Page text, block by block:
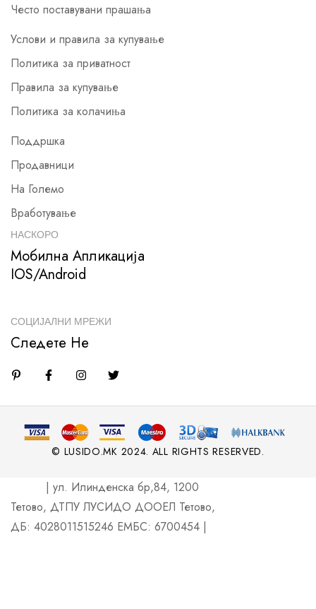
Често поставувани прашања
Услови и правила за купување
Политика за приватност
Правила за купување
Политика за колачиња
Поддршка
Продавници
На Големо
Вработување
НАСКОРО
Мобилна Апликација
IOS/Android
СОЦИЈАЛНИ МРЕЖИ
Следете Не
© LUSIDO.MK 2024. ALL RIGHTS RESERVED.
| ул. Илинденска бр,84, 1200
Тетово, ДТПУ ЛУСИДО ДООЕЛ Тетово,
ДБ: 4028011515246 ЕМБС: 6700454 |